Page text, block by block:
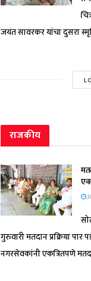
जयंत सावरकर यांचा दुसरा
राजकीय
गुरुवारी मतदान प्रक्रिया
नगरसेवकांनी एकत्रितपणे